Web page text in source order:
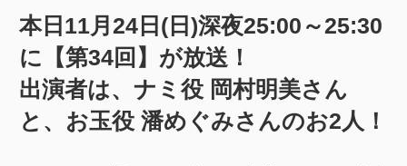
本日11月24日(日)深夜25:00～25:30
に【第34回】が放送！
出演者は、ナミ役 岡村明美さん
と、お玉役 潘めぐみさんのお2人！